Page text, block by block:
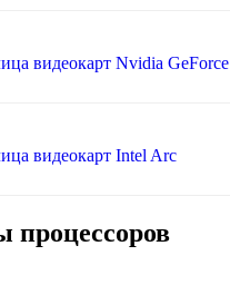
видеокарт Nvidia GeForce
видеокарт Intel Arc
процессоров